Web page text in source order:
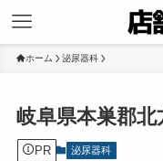
ホーム 泌尿器科
岐阜県本巣郡
PR 泌尿器科